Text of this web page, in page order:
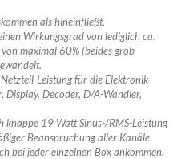
als hineinfließt.
Wirkungsgrad von lediglich ca.
maximal 60% (beides grob
Leistung für die Elektronik
Display, Decoder, D/A-Wandler,
19 Watt Sinus-/RMS-Leistung
Beanspruchung aller Kanäle
bei jeder einzelnen Box ankommen.